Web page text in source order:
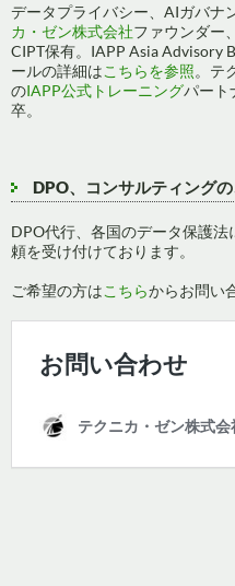
データプライバシー、AIガバナ
カ・ゼン株式会社ファウンダー
CIPT保有。IAPP Asia Advisory
ールの詳細はこちらを参照。テ
のIAPP公式トレーニングパート
卒。
DPO、コンサルティング
DPO代行、各国のデータ保護
頼を受け付けております。
ご希望の方はこちらからお問い